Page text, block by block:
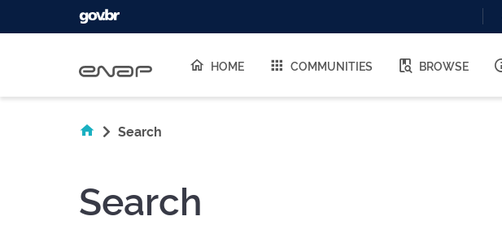
HOME COMMUNITIES BROWSE
Search
Search